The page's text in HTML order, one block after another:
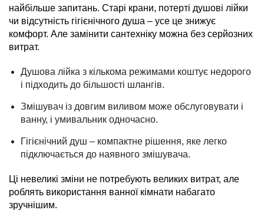
найбільше запитань. Старі крани, потерті душові лійки
чи відсутність гігієнічного душа – усе це знижує
комфорт. Але замінити сантехніку можна без серйозних
витрат.
Душова лійка з кількома режимами коштує недорого
і підходить до більшості шлангів.
Змішувач із довгим виливом може обслуговувати і
ванну, і умивальник одночасно.
Гігієнічний душ – компактне рішення, яке легко
підключається до наявного змішувача.
Ці невеликі зміни не потребують великих витрат, але
роблять використання ванної кімнати набагато
зручнішим.